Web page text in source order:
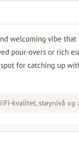
welcoming vibe
pour-overs or rich
for catching up
kvalitet, støynivå og